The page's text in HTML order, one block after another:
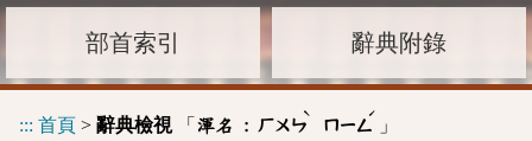
部首索引 辭典附錄
::: 首頁 > 辭典檢視「 渾名 : ㄏㄨㄣ
ˋ
ㄇㄧㄥ
ˊ
」